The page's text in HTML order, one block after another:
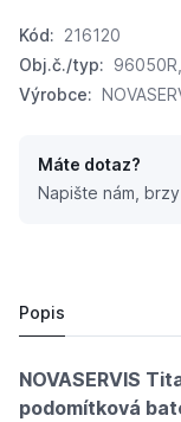
Kód: 216120
Obj.č./typ:
Výrobce:
Máte dotaz?
Napište nám,
Popis
NOVASERVIS
podomítková